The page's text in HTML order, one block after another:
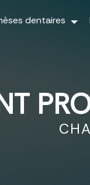
dentaires